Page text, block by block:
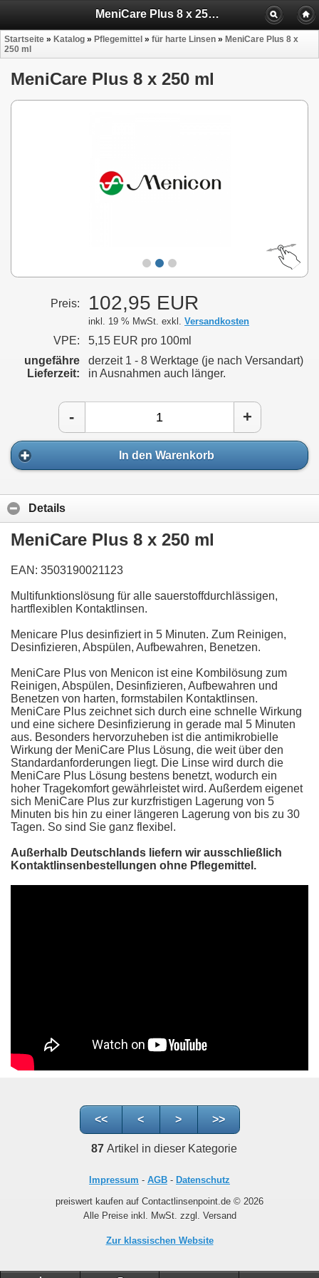
MeniCare Plus 8 x 250 ml
Startseite » Katalog » Pflegemittel » für harte Linsen » MeniCare Plus 8 x
250 ml
MeniCare Plus 8 x 250 ml
Preis: 102,95 EUR
inkl. 19 % MwSt. exkl. Versandkosten
VPE:
5,15 EUR pro 100ml
ungefähre
Lieferzeit:
derzeit 1 - 8 Werktage (je nach Versandart)
in Ausnahmen auch länger.
- +
In den Warenkorb
Details
MeniCare Plus 8 x 250 ml
EAN: 3503190021123
Multifunktionslösung für alle sauerstoffdurchlässigen,
hartflexiblen Kontaktlinsen.
Menicare Plus desinfiziert in 5 Minuten. Zum Reinigen,
Desinfizieren, Abspülen, Aufbewahren, Benetzen.
MeniCare Plus von Menicon ist eine Kombilösung zum
Reinigen, Abspülen, Desinfizieren, Aufbewahren und
Benetzen von harten, formstabilen Kontaktlinsen.
MeniCare Plus zeichnet sich durch eine schnelle Wirkung
und eine sichere Desinfizierung in gerade mal 5 Minuten
aus. Besonders hervorzuheben ist die antimikrobielle
Wirkung der MeniCare Plus Lösung, die weit über den
Standardanforderungen liegt. Die Linse wird durch die
MeniCare Plus Lösung bestens benetzt, wodurch ein
hoher Tragekomfort gewährleistet wird. Außerdem eigenet
sich MeniCare Plus zur kurzfristigen Lagerung von 5
Minuten bis hin zu einer längeren Lagerung von bis zu 30
Tagen. So sind Sie ganz flexibel.
Außerhalb Deutschlands liefern wir ausschließlich
Kontaktlinsenbestellungen ohne Pflegemittel.
<< < > >>
87Artikel in dieser Kategorie
Impressum - AGB - Datenschutz
preiswert kaufen auf Contactlinsenpoint.de © 2026
Alle Preise inkl. MwSt. zzgl. Versand
Zur klassischen Website